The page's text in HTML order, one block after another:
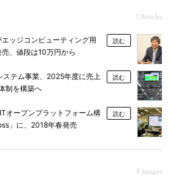
7 Articles
ッジコンピューティング用
、値段は10万円から
読む
ステム事業、2025年度に売上
制を構築へ
読む
オープンプラットフォーム構
」に、2018年春発売
読む
8 Images